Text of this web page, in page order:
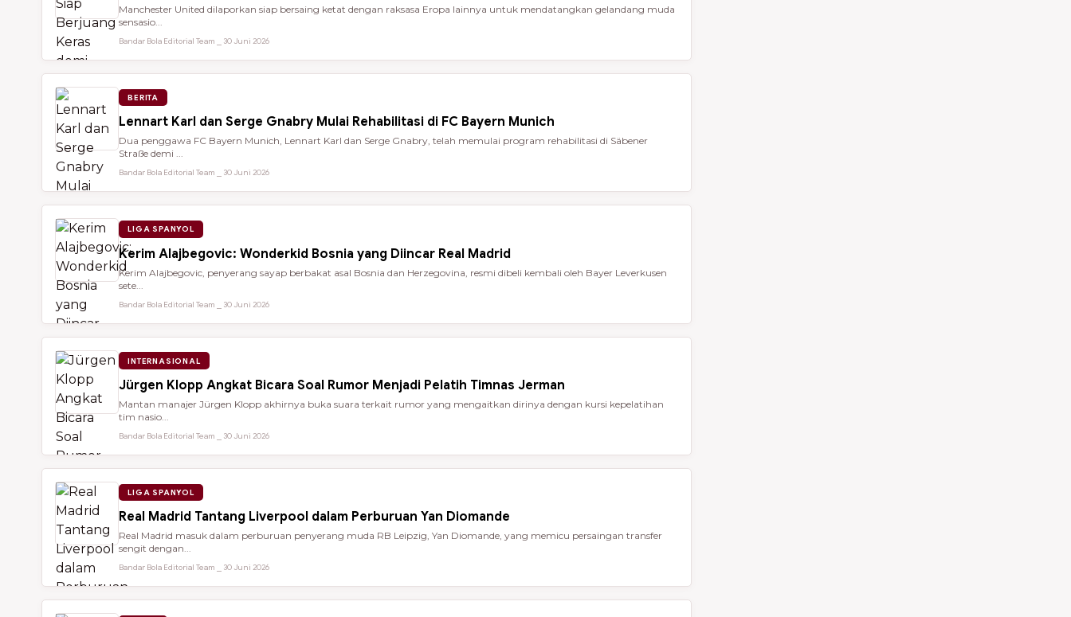
Manchester United dilaporkan siap bersaing ketat dengan raksasa Eropa lainnya untuk mendatangkan gelandang muda
sensasio...
Bandar Bola Editorial Team ⎯ 30 Juni 2026
BERITA
Lennart Karl dan Serge Gnabry Mulai Rehabilitasi di FC Bayern Munich
Dua penggawa FC Bayern Munich, Lennart Karl dan Serge Gnabry, telah memulai program rehabilitasi di Säbener
Straße demi ...
Bandar Bola Editorial Team ⎯ 30 Juni 2026
LIGA SPANYOL
Kerim Alajbegovic: Wonderkid Bosnia yang Diincar Real Madrid
Kerim Alajbegovic, penyerang sayap berbakat asal Bosnia dan Herzegovina, resmi dibeli kembali oleh Bayer Leverkusen
sete...
Bandar Bola Editorial Team ⎯ 30 Juni 2026
INTERNASIONAL
Jürgen Klopp Angkat Bicara Soal Rumor Menjadi Pelatih Timnas Jerman
Mantan manajer Jürgen Klopp akhirnya buka suara terkait rumor yang mengaitkan dirinya dengan kursi kepelatihan
tim nasio...
Bandar Bola Editorial Team ⎯ 30 Juni 2026
LIGA SPANYOL
Real Madrid Tantang Liverpool dalam Perburuan Yan Diomande
Real Madrid masuk dalam perburuan penyerang muda RB Leipzig, Yan Diomande, yang memicu persaingan transfer
sengit dengan...
Bandar Bola Editorial Team ⎯ 30 Juni 2026